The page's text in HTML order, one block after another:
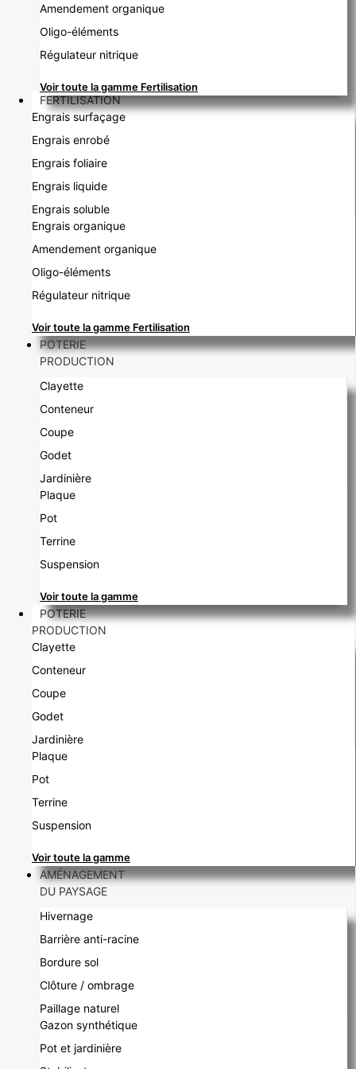
Amendement organique
Oligo-éléments
Régulateur nitrique
Voir toute la gamme Fertilisation
FERTILISATION
Engrais surfaçage
Engrais enrobé
Engrais foliaire
Engrais liquide
Engrais soluble
Engrais organique
Amendement organique
Oligo-éléments
Régulateur nitrique
Voir toute la gamme Fertilisation
POTERIE
PRODUCTION
Clayette
Conteneur
Coupe
Godet
Jardinière
Plaque
Pot
Terrine
Suspension
Voir toute la gamme
POTERIE
PRODUCTION
Clayette
Conteneur
Coupe
Godet
Jardinière
Plaque
Pot
Terrine
Suspension
Voir toute la gamme
AMÉNAGEMENT
DU PAYSAGE
Hivernage
Barrière anti-racine
Bordure sol
Clôture / ombrage
Paillage naturel
Gazon synthétique
Pot et jardinière